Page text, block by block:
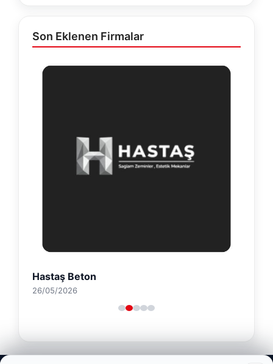
Son Eklenen Firmalar
Hastaş Beton
26/05/2026